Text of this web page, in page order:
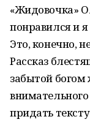
«Жидовочка»
понравился и я
Это, конечно,
Рассказ
забытой богом
придать